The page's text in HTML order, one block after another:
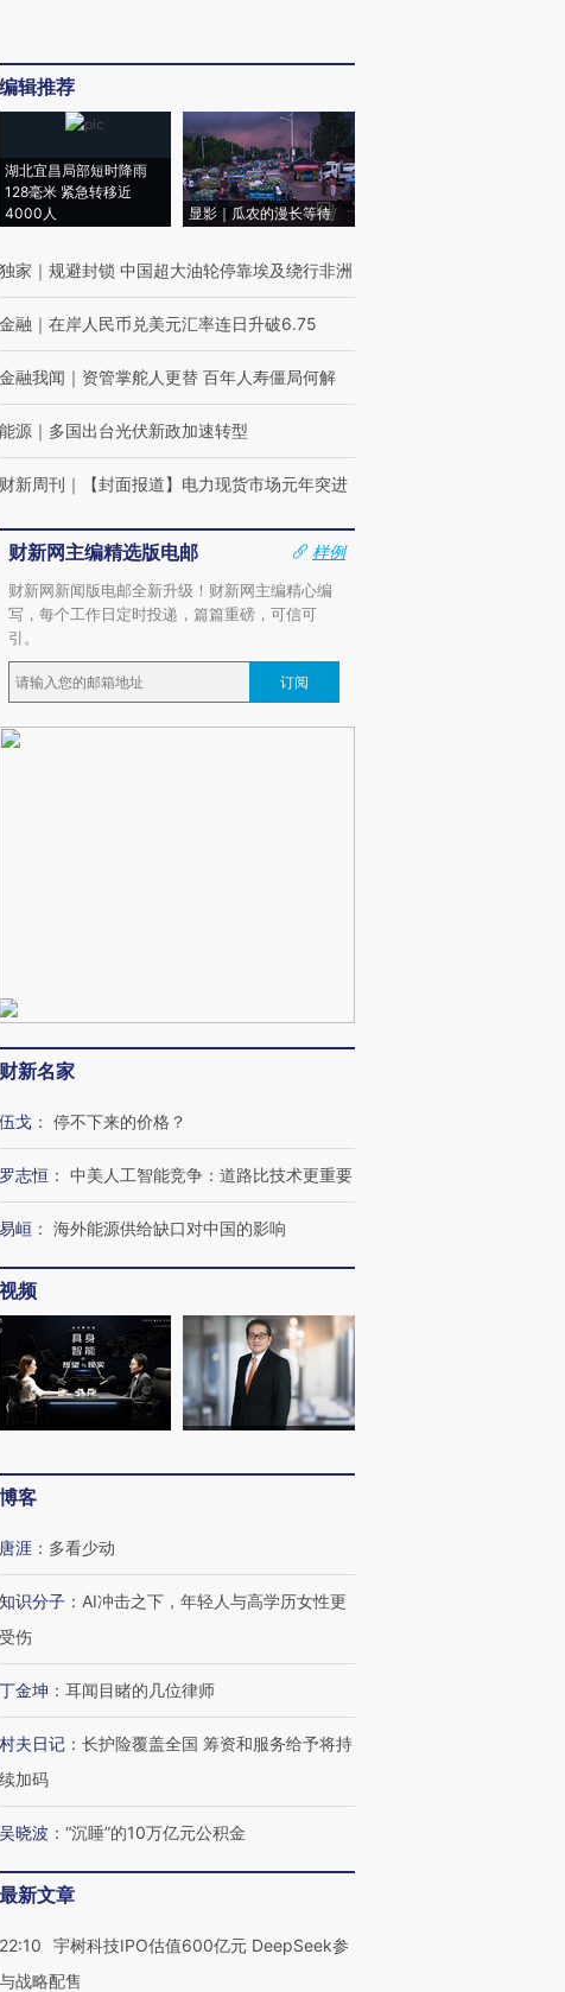
编辑推荐
湖北宜昌局部短时降雨
128毫米 紧急转移近
4000人
显影｜瓜农的漫长等待
独家 ｜ 规避封锁 中国超大油轮停靠埃及绕行非洲
金融 ｜ 在岸人民币兑美元汇率连日升破6.75
金融我闻 ｜ 资管掌舵人更替 百年人寿僵局何解
能源 ｜ 多国出台光伏新政加速转型
财新周刊 ｜ 【封面报道】电力现货市场元年突进
财新网主编精选版电邮
样例
财新网新闻版电邮全新升级！财新网主编精心编
写，每个工作日定时投递，篇篇重磅，可信可
引。
订阅
财新名家
伍戈 ： 停不下来的价格？
罗志恒 ： 中美人工智能竞争：道路比技术更重要
易峘 ： 海外能源供给缺口对中国的影响
视频
博客
唐涯 ： 多看少动
知识分子 ： AI冲击之下，年轻人与高学历女性更
受伤
丁金坤 ： 耳闻目睹的几位律师
村夫日记 ： 长护险覆盖全国 筹资和服务给予将持
续加码
吴晓波 ： “沉睡”的10万亿元公积金
最新文章
22:10
宇树科技IPO估值600亿元 DeepSeek参
与战略配售